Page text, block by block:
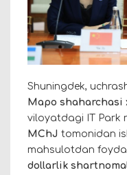
Shuningdek,
Mapo shaharchasi
viloyatdagi IT Park
MChJ tomonidan
mahsulotdan
dollarlik